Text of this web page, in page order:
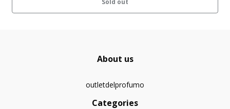
Sold out
About us
outletdelprofumo
Categories